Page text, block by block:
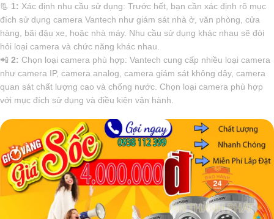
📃 1: Xác định nhu cầu sử dụng: Trước hết, bạn cần xác định rõ mục
đích sử dụng camera Vantech như giám sát nhà ở, văn phòng, cửa
hàng, bãi đậu xe, hoặc nhà máy. Nhu cầu sử dụng khác nhau sẽ đòi
hỏi loại camera và chức năng khác nhau.
📲 2: Chọn loại camera phù hợp: Vantech cung cấp nhiều loại camera
như camera IP, camera analog, camera giám sát không dây, camera
quan sát chất lượng cao và chống nước. Chọn loại camera phù hợp
với mục đích sử dụng và điều kiện vận hành.